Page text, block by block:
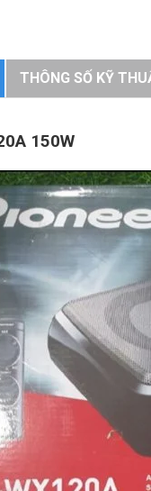
THÔNG SỐ KỸ
150W